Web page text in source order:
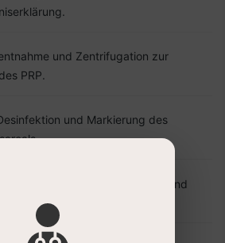
und Zentrifugation zur
PRP.
und Markierung des
Lokalanästhesie an den Ein- und